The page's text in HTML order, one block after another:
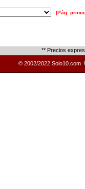
[Pág.
** Precios
© 2002/2022 Solo10.com